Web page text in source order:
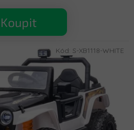
Koupit
Kód: S-XB1118-WHITE